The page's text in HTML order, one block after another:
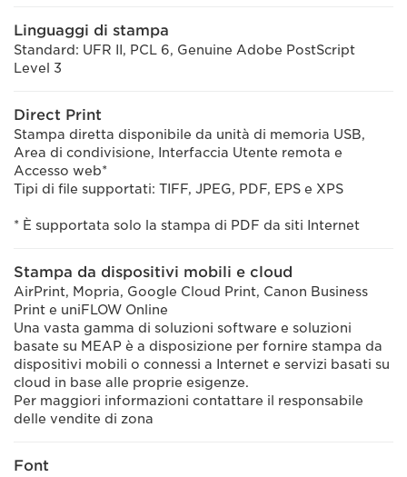
Linguaggi di stampa
Standard: UFR II, PCL 6, Genuine Adobe PostScript
Level 3
Direct Print
Stampa diretta disponibile da unità di memoria USB,
Area di condivisione, Interfaccia Utente remota e
Accesso web*
Tipi di file supportati: TIFF, JPEG, PDF, EPS e XPS
* È supportata solo la stampa di PDF da siti Internet
Stampa da dispositivi mobili e cloud
AirPrint, Mopria, Google Cloud Print, Canon Business
Print e uniFLOW Online
Una vasta gamma di soluzioni software e soluzioni
basate su MEAP è a disposizione per fornire stampa da
dispositivi mobili o connessi a Internet e servizi basati su
cloud in base alle proprie esigenze.
Per maggiori informazioni contattare il responsabile
delle vendite di zona
Font